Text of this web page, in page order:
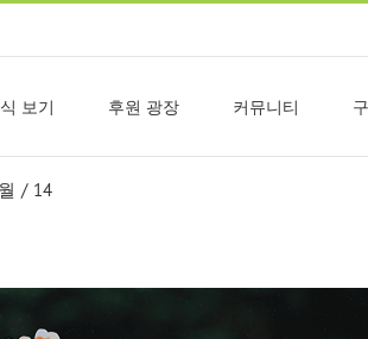
보기 후원 광장 커뮤니티
/ 14